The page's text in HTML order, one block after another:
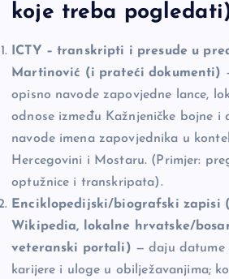
koje treba
ICTY – transkripti i presude u
Martinović (i prateći dokumenti)
opisno navode zapovjedne lance,
odnose između Kažnjeničke bojne i
navode imena zapovjednika u
Hercegovini i Mostaru. (Primjer:
optužnice i transkripata).
Enciklopedijski/biografski zapisi
Wikipedia, lokalne hrvatske/
veteranski portali) — daju datume
karijere i uloge u obilježavanjima;